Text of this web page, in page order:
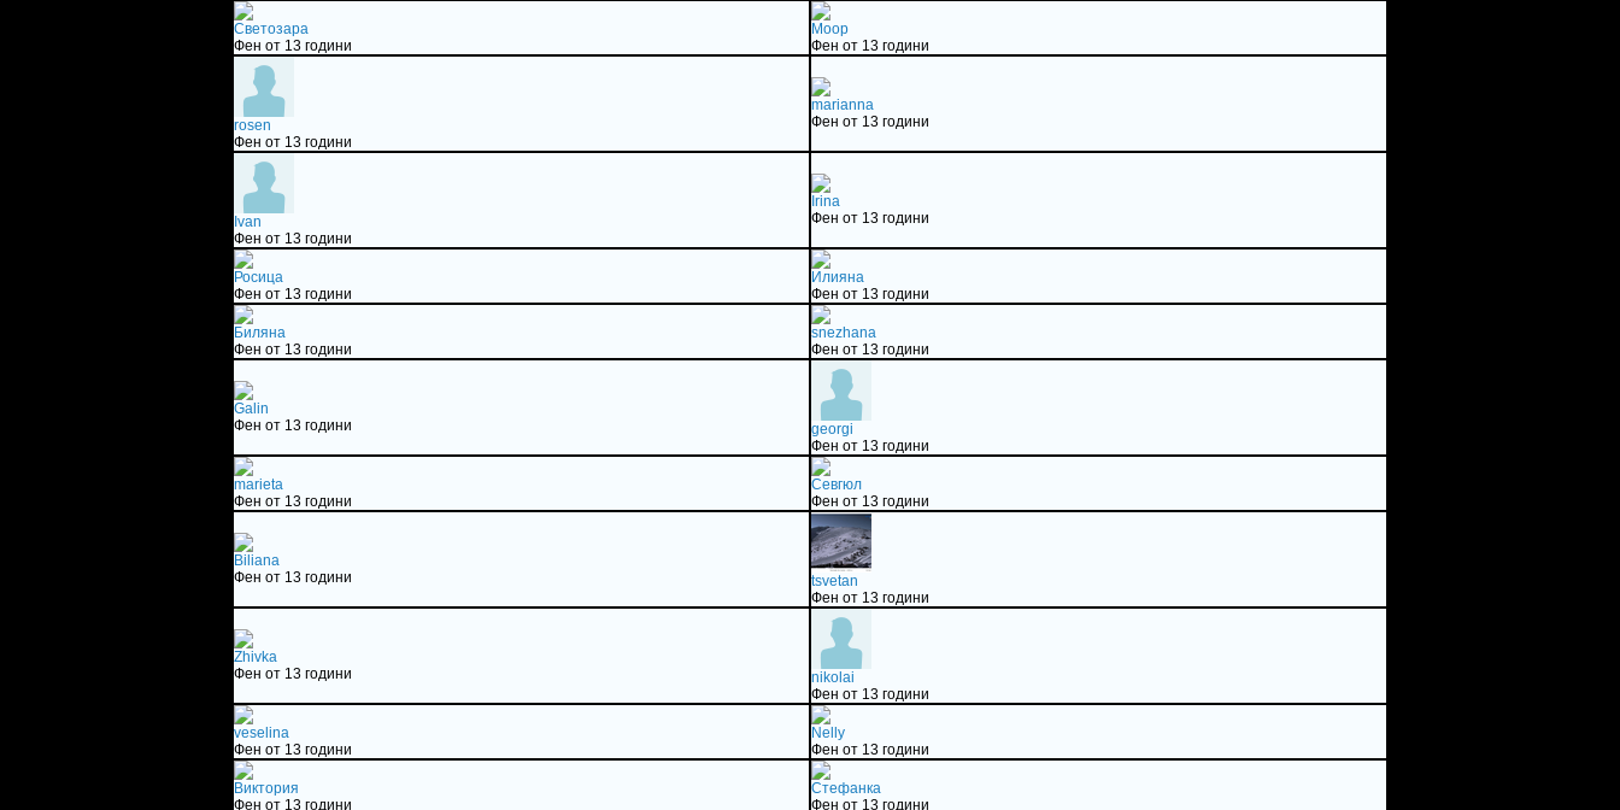
Светозара
Фен от 13 години
Моор
Фен от 13 години
rosen
Фен от 13 години
marianna
Фен от 13 години
Ivan
Фен от 13 години
Irina
Фен от 13 години
Росица
Фен от 13 години
Илияна
Фен от 13 години
Биляна
Фен от 13 години
snezhana
Фен от 13 години
Galin
Фен от 13 години
georgi
Фен от 13 години
marieta
Фен от 13 години
Севгюл
Фен от 13 години
Biliana
Фен от 13 години
tsvetan
Фен от 13 години
Zhivka
Фен от 13 години
nikolai
Фен от 13 години
veselina
Фен от 13 години
Nelly
Фен от 13 години
Виктория
Фен от 13 години
Стефанка
Фен от 13 години